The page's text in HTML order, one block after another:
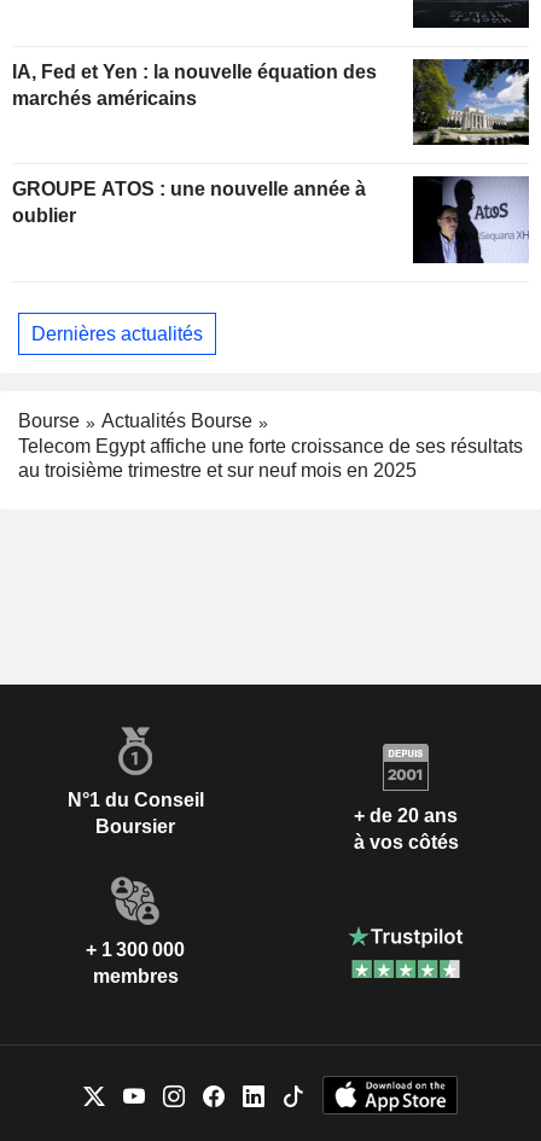
IA, Fed et Yen : la nouvelle équation des
marchés américains
GROUPE ATOS : une nouvelle année à
oublier
Dernières actualités
Bourse
Actualités Bourse
Telecom Egypt affiche une forte croissance de ses résultats
au troisième trimestre et sur neuf mois en 2025
N°1 du Conseil
Boursier
+ de 20 ans
à vos côtés
+ 1 300 000
membres